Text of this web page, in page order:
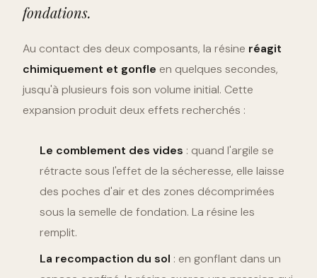
fondations.
Au contact des deux composants, la résine réagit
chimiquement et gonfle en quelques secondes,
jusqu'à plusieurs fois son volume initial. Cette
expansion produit deux effets recherchés :
Le comblement des vides : quand l'argile se
rétracte sous l'effet de la sécheresse, elle laisse
des poches d'air et des zones décomprimées
sous la semelle de fondation. La résine les
remplit.
La recompaction du sol : en gonflant dans un